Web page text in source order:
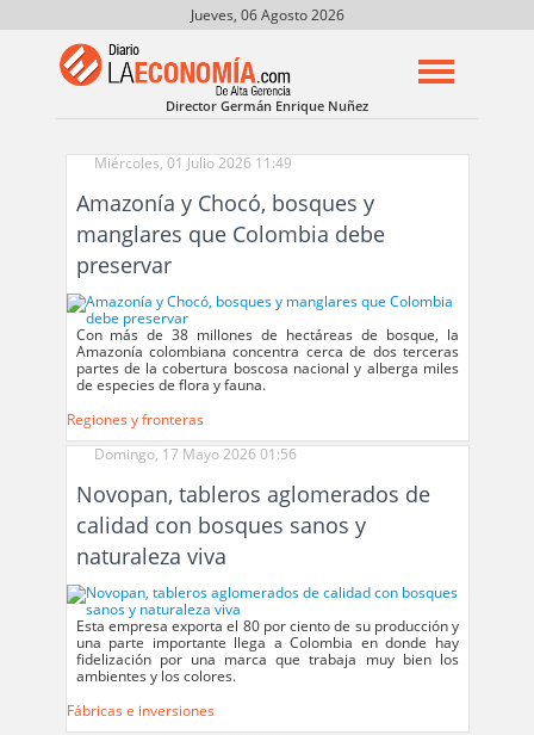
Jueves, 06 Agosto 2026
Director Germán Enrique Nuñez
Miércoles, 01 Julio 2026 11:49
Amazonía y Chocó, bosques y
manglares que Colombia debe
preservar
Con más de 38 millones de hectáreas de bosque, la
Amazonía colombiana concentra cerca de dos terceras
partes de la cobertura boscosa nacional y alberga miles
de especies de flora y fauna.
Regiones y fronteras
Domingo, 17 Mayo 2026 01:56
Novopan, tableros aglomerados de
calidad con bosques sanos y
naturaleza viva
Esta empresa exporta el 80 por ciento de su producción y
una parte importante llega a Colombia en donde hay
fidelización por una marca que trabaja muy bien los
ambientes y los colores.
Fábricas e inversiones